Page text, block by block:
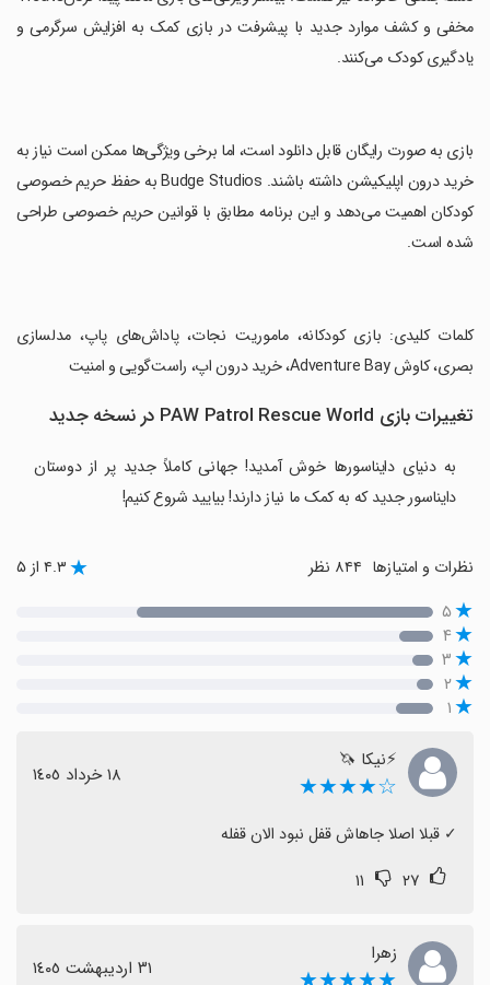
مخفی و کشف موارد جدید با پیشرفت در بازی کمک به افزایش سرگرمی و
یادگیری کودک می‌کنند.
‏بازی به صورت رایگان قابل دانلود است، اما برخی ویژگی‌ها ممکن است نیاز به
خرید درون اپلیکیشن داشته باشند. Budge Studios به حفظ حریم خصوصی
کودکان اهمیت می‌دهد و این برنامه مطابق با قوانین حریم خصوصی طراحی
شده است.
‏کلمات کلیدی: بازی کودکانه، ماموریت نجات، پاداش‌های پاپ، مدلسازی
بصری، کاوش Adventure Bay، خرید درون اپ، راست‌گویی و امنیت
تغییرات بازی PAW Patrol Rescue World در نسخه جدید
به دنیای دایناسورها خوش آمدید! جهانی کاملاً جدید پر از دوستان
دایناسور جدید که به کمک ما نیاز دارند! بیایید شروع کنیم!
نظرات و امتیازها ۴.۳ از ۵
۵
۴
۳
۲
۱
⚡️نیکا 🦄
☆★★★★ ١٨ خرداد ١٤٠٥
‏✓ قبلا اصلا جاهاش قفل نبود الان قفله
۲۷ ۱۱
زهرا
٣١ اردیبهشت ١٤٠٥